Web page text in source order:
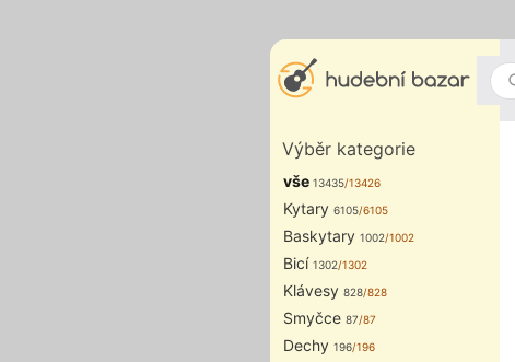
Výběr kategorie
vše 13435/13426
Kytary 6105/6105
Baskytary 1002/1002
Bicí 1302/1302
Klávesy 828/828
Smyčce 87/87
Dechy 196/196